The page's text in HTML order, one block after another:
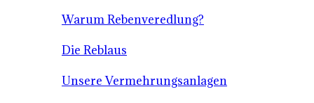
Warum Rebenveredlung?
Die Reblaus
Unsere Vermehrungsanlagen